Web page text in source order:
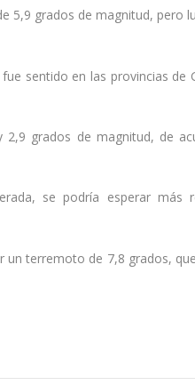
5,9 grados de magnitud, pero
sentido en las provincias de
grados de magnitud, de
se podría esperar más
un terremoto de 7,8 grados,